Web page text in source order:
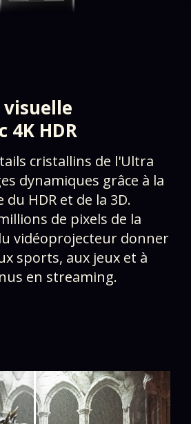
visuelle
4K HDR​
cristallins de l'Ultra
dynamiques grâce à la
HDR et de la 3D.
de pixels de la
vidéoprojecteur donner
sports, aux jeux et à
en streaming.​